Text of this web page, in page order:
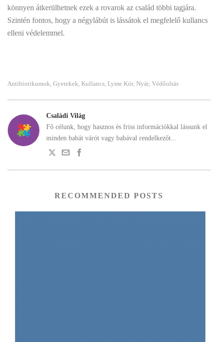
könnyen átkerülhetnek ezek a rovarok az család többi tagjára.
Szintén fontos, hogy a négylábút is lássátok el megfelelő kullancs
elleni védelemmel.
Antibiotikumok, Gyerekek, Kullancs, Lyme Kór, Nyár, Védőoltás
Családi Világ
Fő célunk, hogy hasznos és friss információkkal lássunk el
minden babát várót vagy babával rendelkezőt...
RECOMMENDED POSTS